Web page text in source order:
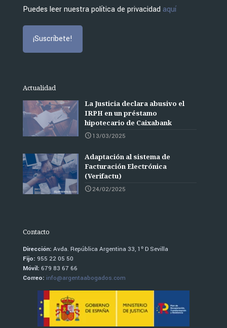
Puedes leer nuestra política de privacidad aquí
Actualidad
La Justicia declara abusivo el
IRPH en un préstamo
hipotecario de Caixabank
13/03/2025
Adaptación al sistema de
Facturación Electrónica
(Verifactu)
24/02/2025
Contacto
Dirección: Avda. República Argentina 33, 1º D Sevilla
Fijo: 955 22 05 50
Móvil: 679 83 67 66
Correo: info@argentaabogados.com